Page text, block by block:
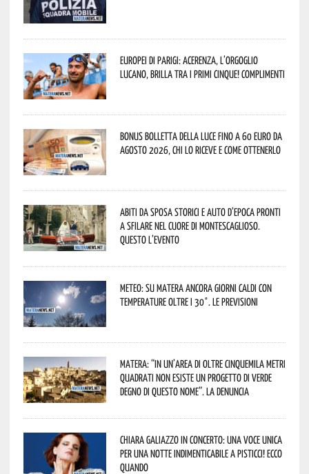
Europei di Parigi: Acerenza, l’orgoglio
lucano, brilla tra i primi cinque! Complimenti
Bonus bolletta della luce fino a 60 euro da
agosto 2026, chi lo riceve e come ottenerlo
Abiti da sposa storici e auto d’epoca pronti
a sfilare nel cuore di Montescaglioso.
Questo l’evento
Meteo: su Matera ancora giorni caldi con
temperature oltre i 30°. Le previsioni
Matera: “In un’area di oltre cinquemila metri
quadrati non esiste un progetto di verde
degno di questo nome”. La denuncia
Chiara Galiazzo in concerto: una voce unica
per una notte indimenticabile a Pisticci! Ecco
quando